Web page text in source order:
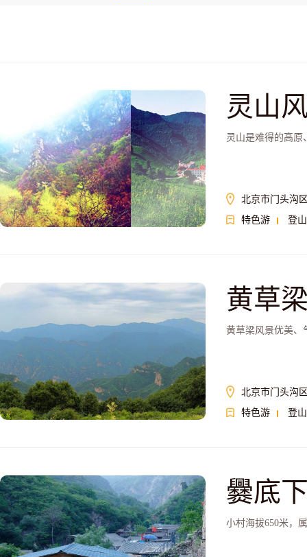
灵山
灵山是难得的高原
北京市门头沟
特色游
登山
黄草
黄草梁风景优美、
北京市门头沟
特色游
登山
爨底
小村海拔650米，